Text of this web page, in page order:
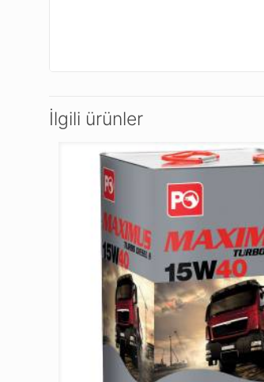
İlgili ürünler